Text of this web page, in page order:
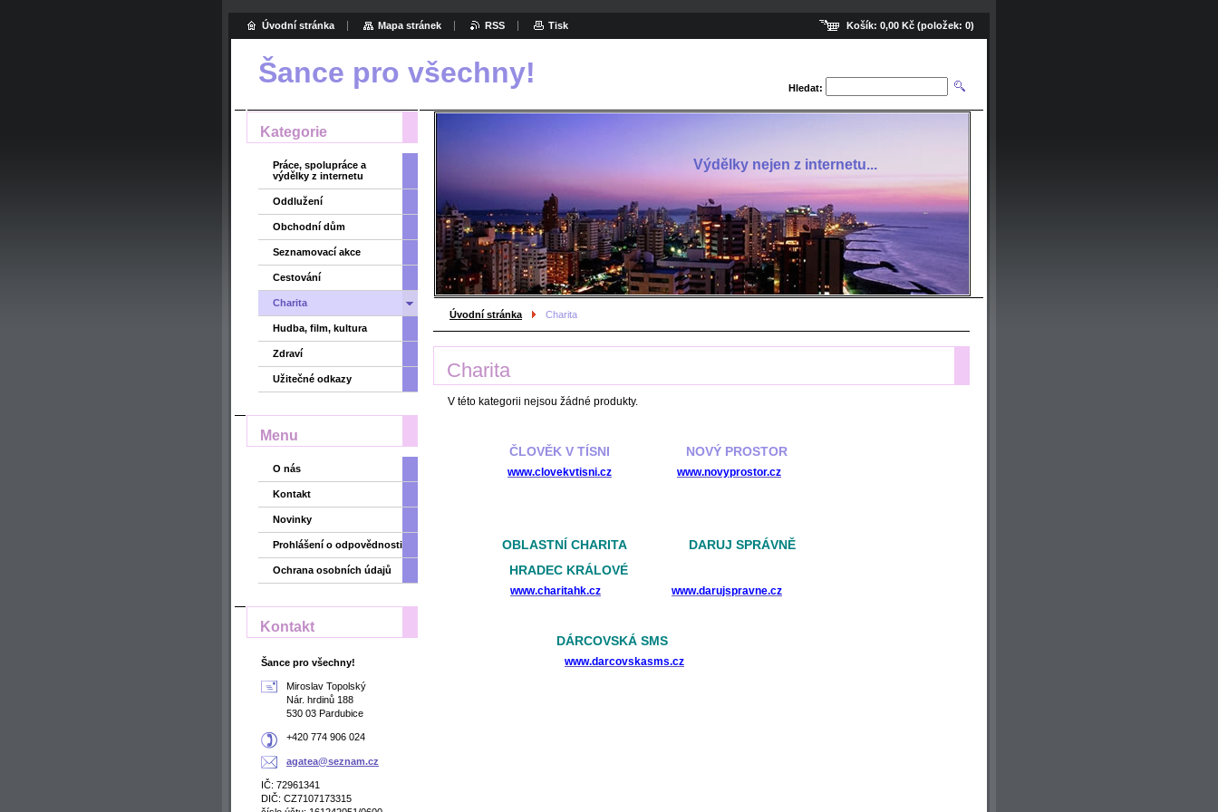
Šance pro všechny! Hledat:
Výdělky nejen z internetu...
Úvodní stránka Charita
Charita
V této kategorii nejsou žádné produkty.
ČLOVĚK V TÍSNI NOVÝ PROSTOR
www.clovekvtisni.cz www.novyprostor.cz
OBLASTNÍ CHARITA DARUJ SPRÁVNĚ
HRADEC KRÁLOVÉ
www.charitahk.cz www.darujspravne.cz
DÁRCOVSKÁ SMS
www.darcovskasms.cz
Kategorie
Práce, spolupráce a
výdělky z internetu
Oddlužení
Obchodní dům
Seznamovací akce
Cestování
Charita
Hudba, film, kultura
Zdraví
Užitečné odkazy
Menu
O nás
Kontakt
Novinky
Prohlášení o odpovědnosti
Ochrana osobních údajů
Kontakt
Šance pro všechny!
Miroslav Topolský
Nár. hrdinů 188
530 03 Pardubice
+420 774 906 024
agatea@seznam.cz
IČ: 72961341
DIČ: CZ7107173315
Košík: 0,00 Kč (položek: 0)
Úvodní stránka Mapa stránek RSS Tisk